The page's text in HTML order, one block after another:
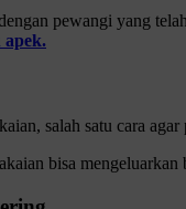
pewangi yang
apek.
salah satu cara
bisa